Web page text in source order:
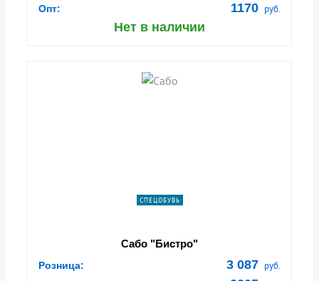
Опт: 1170 руб.
Нет в наличии
СПЕЦОБУВЬ
Сабо "Бистро"
Розница: 3 087 руб.